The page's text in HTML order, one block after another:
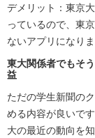
デメリット：東京
っているので、東
ないアプリになりま
東大関係者でもそ
益
ただの学生新聞の
める内容が良いで
大の最近の動向を